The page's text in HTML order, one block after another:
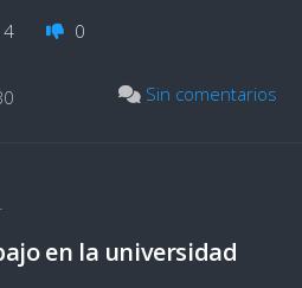
4 0
Sin comentarios
en la universidad